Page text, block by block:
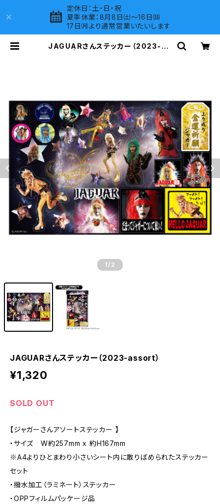
定休日：土・日・祝
夏季休業：8月8日㈯～16日㈰
17日㈪より通常営業いたいします
JAGUARさんステッカー（2023-as
1 /2
JAGUARさんステッカー（2023-assort）
¥1,320
SOLD OUT
【ジャガーさんアソートステッカー 】
・サイズ W約257mm x 約H167mm
※A4よりひとまわり小さいシート内に散りばめられたステッカー
セット
・撥水加工（ラミネート）ステッカー
・OPPフィルムパッケージ品